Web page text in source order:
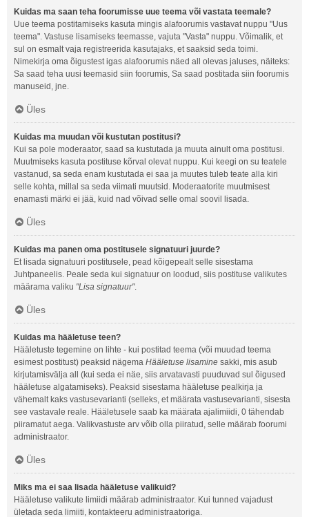
Kuidas ma saan teha foorumisse uue teema või vastata teemale?
Uue teema postitamiseks kasuta mingis alafoorumis vastavat nuppu "Uus
teema". Vastuse lisamiseks teemasse, vajuta "Vasta" nuppu. Võimalik, et
sul on esmalt vaja registreerida kasutajaks, et saaksid seda toimi.
Nimekirja oma õigustest igas alafoorumis näed all olevas jaluses, näiteks:
Sa saad teha uusi teemasid siin foorumis, Sa saad postitada siin foorumis
manuseid, jne.
Üles
Kuidas ma muudan või kustutan postitusi?
Kui sa pole moderaator, saad sa kustutada ja muuta ainult oma postitusi.
Muutmiseks kasuta postituse kõrval olevat nuppu. Kui keegi on su teatele
vastanud, sa seda enam kustutada ei saa ja muutes tuleb teate alla kiri
selle kohta, millal sa seda viimati muutsid. Moderaatorite muutmisest
enamasti märki ei jää, kuid nad võivad selle omal soovil lisada.
Üles
Kuidas ma panen oma postitusele signatuuri juurde?
Et lisada signatuuri postitusele, pead kõigepealt selle sisestama
Juhtpaneelis. Peale seda kui signatuur on loodud, siis postituse valikutes
määrama valiku "Lisa signatuur".
Üles
Kuidas ma hääletuse teen?
Hääletuste tegemine on lihte - kui postitad teema (või muudad teema
esimest postitust) peaksid nägema Hääletuse lisamine sakki, mis asub
kirjutamisvälja all (kui seda ei näe, siis arvatavasti puuduvad sul õigused
hääletuse algatamiseks). Peaksid sisestama hääletuse pealkirja ja
vähemalt kaks vastusevarianti (selleks, et määrata vastusevarianti, sisesta
see vastavale reale. Hääletusele saab ka määrata ajalimiidi, 0 tähendab
piiramatut aega. Valikvastuste arv võib olla piiratud, selle määrab foorumi
administraator.
Üles
Miks ma ei saa lisada hääletuse valikuid?
Hääletuse valikute limiidi määrab administraator. Kui tunned vajadust
ületada seda limiiti, kontakteeru administraatoriga.